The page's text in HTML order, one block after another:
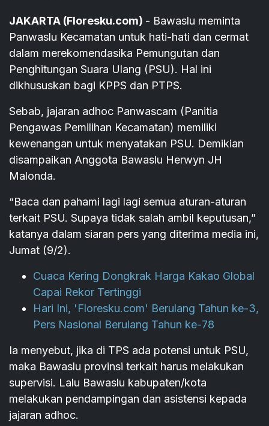
JAKARTA (Floresku.com) - Bawaslu meminta
Panwaslu Kecamatan untuk hati-hati dan cermat
dalam merekomendasika Pemungutan dan
Penghitungan Suara Ulang (PSU). Hal ini
dikhususkan bagi KPPS dan PTPS.
Sebab, jajaran adhoc Panwascam (Panitia
Pengawas Pemilihan Kecamatan) memiliki
kewenangan untuk menyatakan PSU. Demikian
disampaikan Anggota Bawaslu Herwyn JH
Malonda.
“Baca dan pahami lagi lagi semua aturan-aturan
terkait PSU. Supaya tidak salah ambil keputusan,”
katanya dalam siaran pers yang diterima media ini,
Jumat (9/2).
Cuaca Kering Dongkrak Harga Kakao Global
Capai Rekor Tertinggi
Hari Ini, 'Floresku.com' Berulang Tahun ke-3,
Pers Nasional Berulang Tahun ke-78
Ia menyebut, jika di TPS ada potensi untuk PSU,
maka Bawaslu provinsi terkait harus melakukan
supervisi. Lalu Bawaslu kabupaten/kota
melakukan pendampingan dan asistensi kepada
jajaran adhoc.